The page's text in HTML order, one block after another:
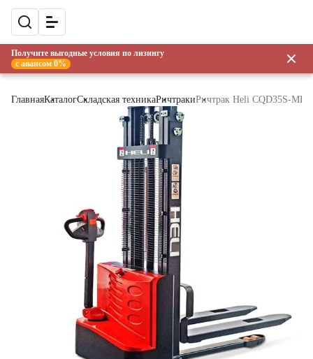
Получите выгодные условия по лизингу
с авансом 0%
ГлавнаяКаталогСкладская техникаРичтракиРичтрак Heli CQD35S-MD